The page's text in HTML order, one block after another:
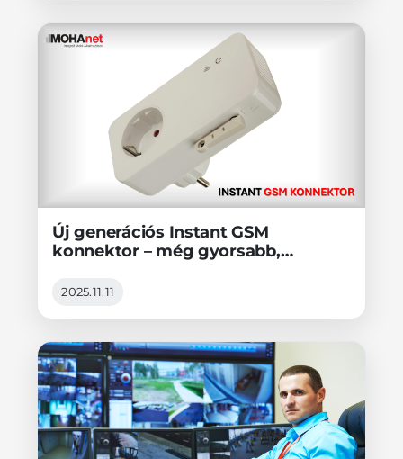
Új generációs Instant GSM
konnektor – még gyorsabb,
2025.11.11